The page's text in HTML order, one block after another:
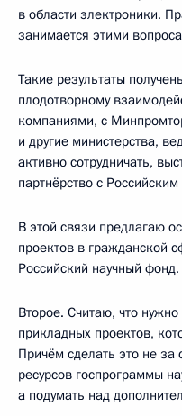
в области электроники.
занимается этими
Такие результаты
плодотворному
компаниями, с
и другие министерства,
активно сотрудничать,
партнёрство с
В этой связи предлагаю
проектов в гражданской
Российский научный
Второе. Считаю, что
прикладных проектов,
Причём сделать это не за
ресурсов госпрограммы
а подумать над